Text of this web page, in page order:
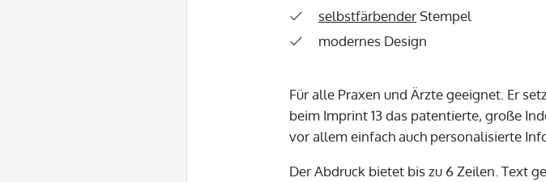
selbstfärbenderStempel
modernes Design
Für alle Praxen und Ärzte geeignet. Er
beim Imprint 13 das patentierte, große
vor allem einfach auch personalisierte
Der Abdruck bietet bis zu 6 Zeilen. Text